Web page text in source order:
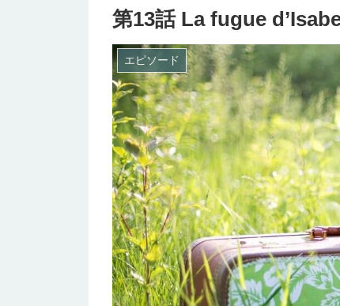
第13話 La fugue
エピソード